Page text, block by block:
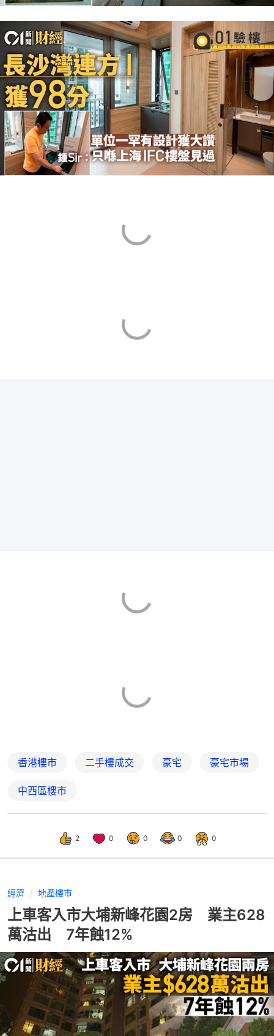
香港樓市 二手樓成交 豪宅 豪宅市場
中西區樓市
2 0 0 0 0
經濟 地產樓市
上車客入市大埔新峰花園2房 業主628
萬沽出 7年蝕12%